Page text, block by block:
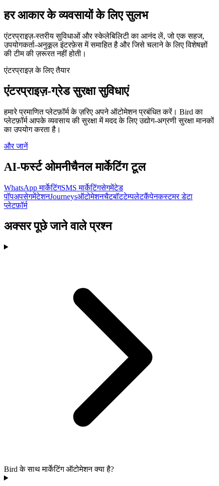
हर आकार के व्यवसायों के लिए सुलभ
एंटरप्राइज़-स्तरीय सुविधाओं और स्केलेबिलिटी का आनंद लें, जो एक सहज,
उपयोगकर्ता-अनुकूल इंटरफ़ेस में समाहित है और जिसे चलाने के लिए विशेषज्ञों
की टीम की ज़रूरत नहीं होती।
एंटरप्राइज़ के लिए तैयार
एंटरप्राइज़-ग्रेड सुरक्षा सुविधाएं
हमारे प्रमाणित प्लेटफ़ॉर्म के ज़रिए अपने ऑटोमेशन प्रबंधित करें। Bird का
प्लेटफ़ॉर्म आपके व्यवसाय की सुरक्षा में मदद के लिए उद्योग-अग्रणी सुरक्षा मानकों
का उपयोग करता है।
और जानें
AI-फर्स्ट ओमनीचैनल मार्केटिंग टूल
WhatsApp मार्केटिंगSMS मार्केटिंगसेगमेंटेड
पॉपअपसेगमेंटेशनJourneysऑटोमेशनचैटबॉटटेम्पलेटकैंपेनकस्टमर डेटा
प्लेटफ़ॉर्म
अक्सर पूछे जाने वाले प्रश्न
Bird के साथ मार्केटिंग ऑटोमेशन क्या है?